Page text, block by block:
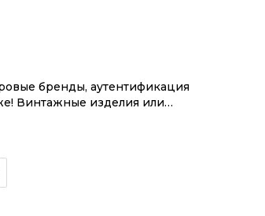
бренды, аутентификация
Винтажные изделия или